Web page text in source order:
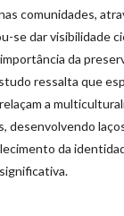
comunidades,
se dar visibilidade
da
ressalta que
a
desenvolvendo
da